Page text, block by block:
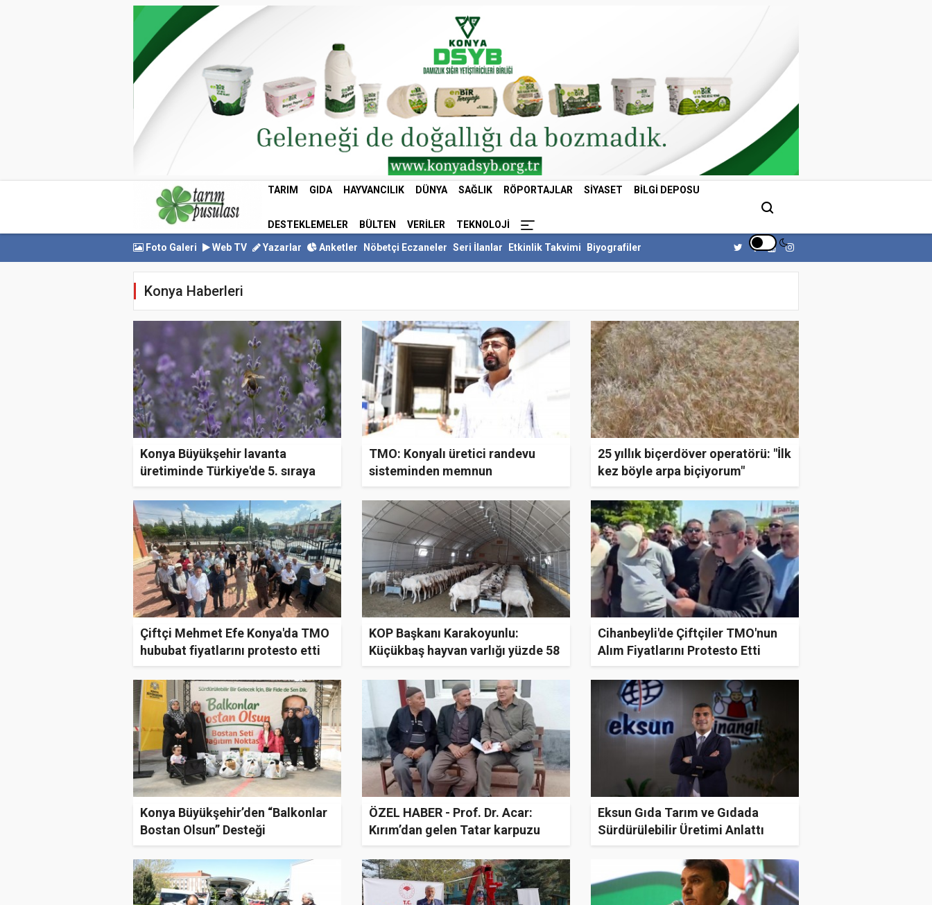
TARIM GIDA HAYVANCILIK DÜNYA SAĞLIK RÖPORTAJLAR SIYASET BILGI DEPOSU
DESTEKLEMELER BÜLTEN VERILER TEKNOLOJI
Foto Galeri Web TV Yazarlar Anketler Nöbetçi Eczaneler Seri İlanlar Etkinlik Takvimi Biyografiler
Konya Haberleri
Konya Büyükşehir lavanta
üretiminde Türkiye'de 5. sıraya
çıktı
TMO: Konyalı üretici randevu
sisteminden memnun
25 yıllık biçerdöver operatörü: "İlk
kez böyle arpa biçiyorum"
Çiftçi Mehmet Efe Konya'da TMO
hububat fiyatlarını protesto etti
KOP Başkanı Karakoyunlu:
Küçükbaş hayvan varlığı yüzde 58
arttı
Cihanbeyli'de Çiftçiler TMO'nun
Alım Fiyatlarını Protesto Etti
Konya Büyükşehir’den “Balkonlar
Bostan Olsun” Desteği
ÖZEL HABER - Prof. Dr. Acar:
Kırım’dan gelen Tatar karpuzu
tescillenecek
Eksun Gıda Tarım ve Gıdada
Sürdürülebilir Üretimi Anlattı